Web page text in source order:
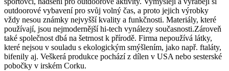
outdoorové vybavení pro svůj volný čas, a proto jejich výrobky
vždy nesou známky nejvyšší kvality a funkčnosti. Materiály, které
používají, jsou nejmodernější hi-tech vynálezy současnosti.Zároveň
také společnost dbá na šetrnost k přírodě. Firma nepoužívá látky,
které nejsou v souladu s ekologickým smýšlením, jako např. ftaláty,
bifenily aj. Veškerá produkce pochází z dílen v USA nebo sesterské
pobočky v irském Corku.